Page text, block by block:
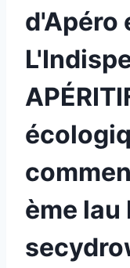
d'Apéro
ème lau